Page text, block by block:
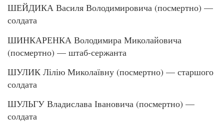
ШЕЙДИКА Василя Володимировича (посмертно) —
солдата
ШИНКАРЕНКА Володимира Миколайовича
(посмертно) — штаб-сержанта
ШУЛИК Лілію Миколаївну (посмертно) — старшого
солдата
ШУЛЬГУ Владислава Івановича (посмертно) —
солдата